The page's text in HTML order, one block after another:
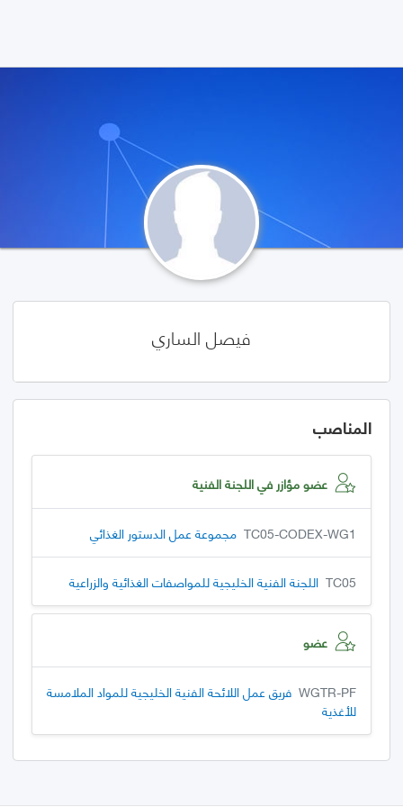
فيصل الساري
المناصب
عضو مؤازر في اللجنة الفنية
TC05-CODEX-WG1 مجموعة عمل الدستور الغذائي
TC05 اللجنة الفنية الخليجية للمواصفات الغذائية والزراعية
عضو
WGTR-PF فريق عمل اللائحة الفنية الخليجية للمواد الملامسة
للأغذية